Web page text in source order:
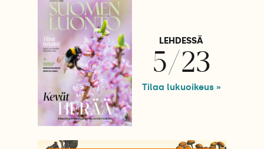
LEHDESSÄ
5/23
Tilaa lukuoikeus »